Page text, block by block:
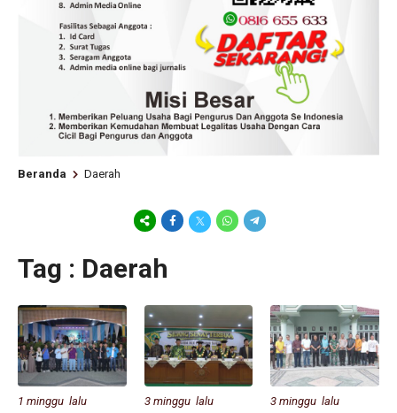
Beranda Daerah
Tag : Daerah
1 minggu lalu 3 minggu lalu 3 minggu lalu